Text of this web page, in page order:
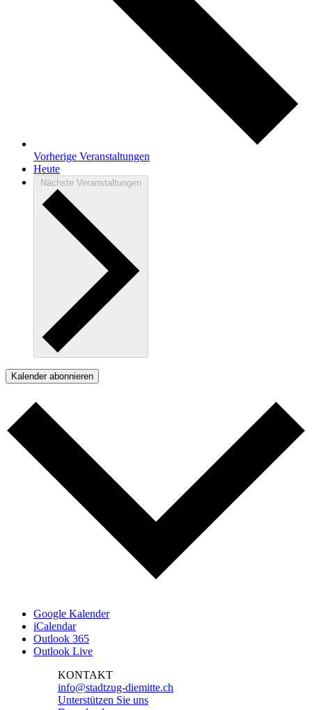
Vorherige Veranstaltungen
Heute
Nächste Veranstaltungen
Kalender abonnieren
Google Kalender
iCalendar
Outlook 365
Outlook Live
KONTAKT
info@stadtzug-diemitte.ch
Unterstützen Sie uns